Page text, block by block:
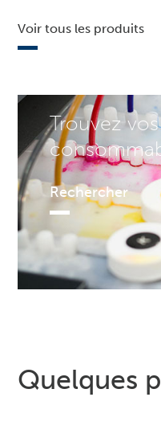
Trouvez vos
Rechercher
Voir tous les produits
Quelques